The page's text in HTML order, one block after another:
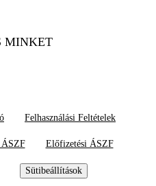
MINKET
Felhasználási Feltételek
Előfizetési ÁSZF
Sütibeállítások